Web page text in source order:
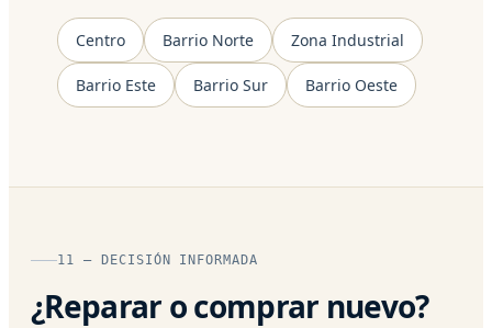
Centro Barrio Norte Zona Industrial
Barrio Este Barrio Sur Barrio Oeste
11 — DECISIÓN INFORMADA
¿Reparar o comprar nuevo?